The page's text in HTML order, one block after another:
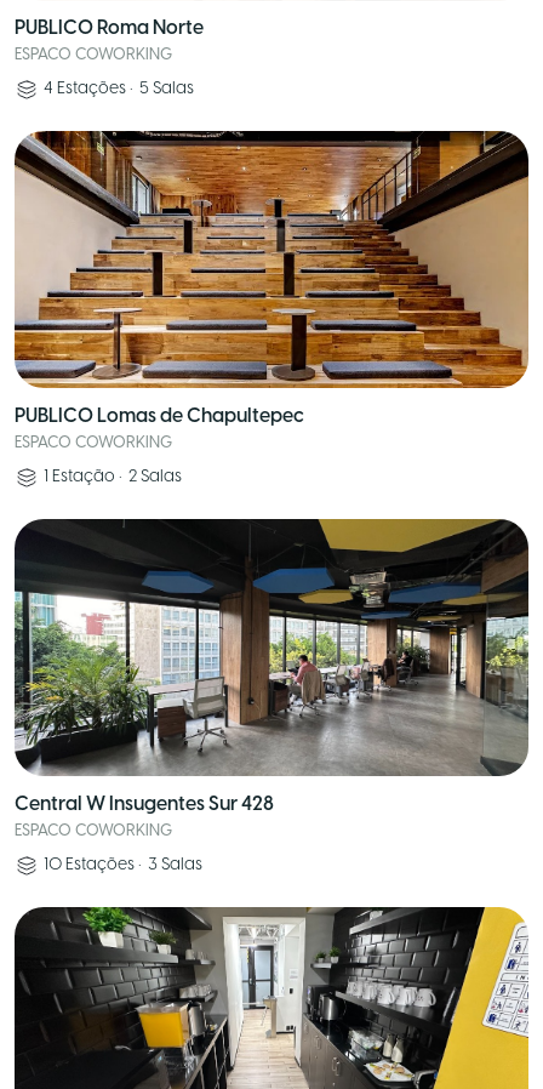
PUBLICO Roma Norte
ESPACO COWORKING
4 Estações • 5 Salas
PUBLICO Lomas de Chapultepec
ESPACO COWORKING
1 Estação • 2 Salas
Central W Insugentes Sur 428
ESPACO COWORKING
10 Estações • 3 Salas